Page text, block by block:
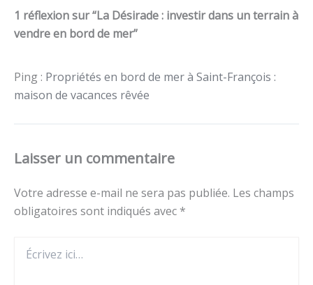
1 réflexion sur “La Désirade : investir dans un terrain à
vendre en bord de mer”
Ping : Propriétés en bord de mer à Saint-François :
maison de vacances rêvée
Laisser un commentaire
Votre adresse e-mail ne sera pas publiée. Les champs
obligatoires sont indiqués avec *
ici…